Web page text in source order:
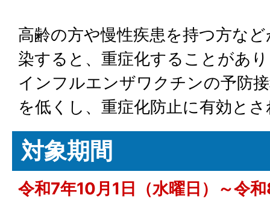
高齢の方や慢性疾患を持つ方な
染すると、重症化することがあ
インフルエンザワクチンの予防
を低くし、重症化防止に有効と
対象期間
令和7年10月1日（水曜日）～令